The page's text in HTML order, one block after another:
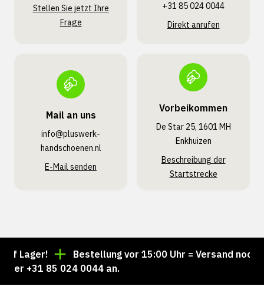
Stellen Sie jetzt Ihre
Frage
+31 85 024 0044
Direkt anrufen
Mail an uns
info@pluswerk­
handschoenen.nl
E-Mail senden
Vorbeikommen
De Star 25, 1601 MH
Enkhuizen
Beschreibung der
Startstrecke
Bestellung vor 15:00 Uhr = Versand noch am
+31 85 024 0044 an.